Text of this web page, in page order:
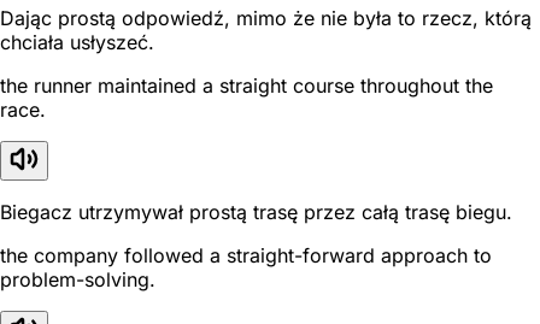
Dając prostą odpowiedź, mimo że nie była to rzecz, którą
chciała usłyszeć.
the runner maintained a straight course throughout the
race.
Biegacz utrzymywał prostą trasę przez całą trasę biegu.
the company followed a straight-forward approach to
problem-solving.